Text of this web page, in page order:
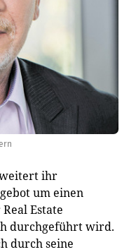
ihr
um einen
Estate
durchgeführt wird.
durch seine